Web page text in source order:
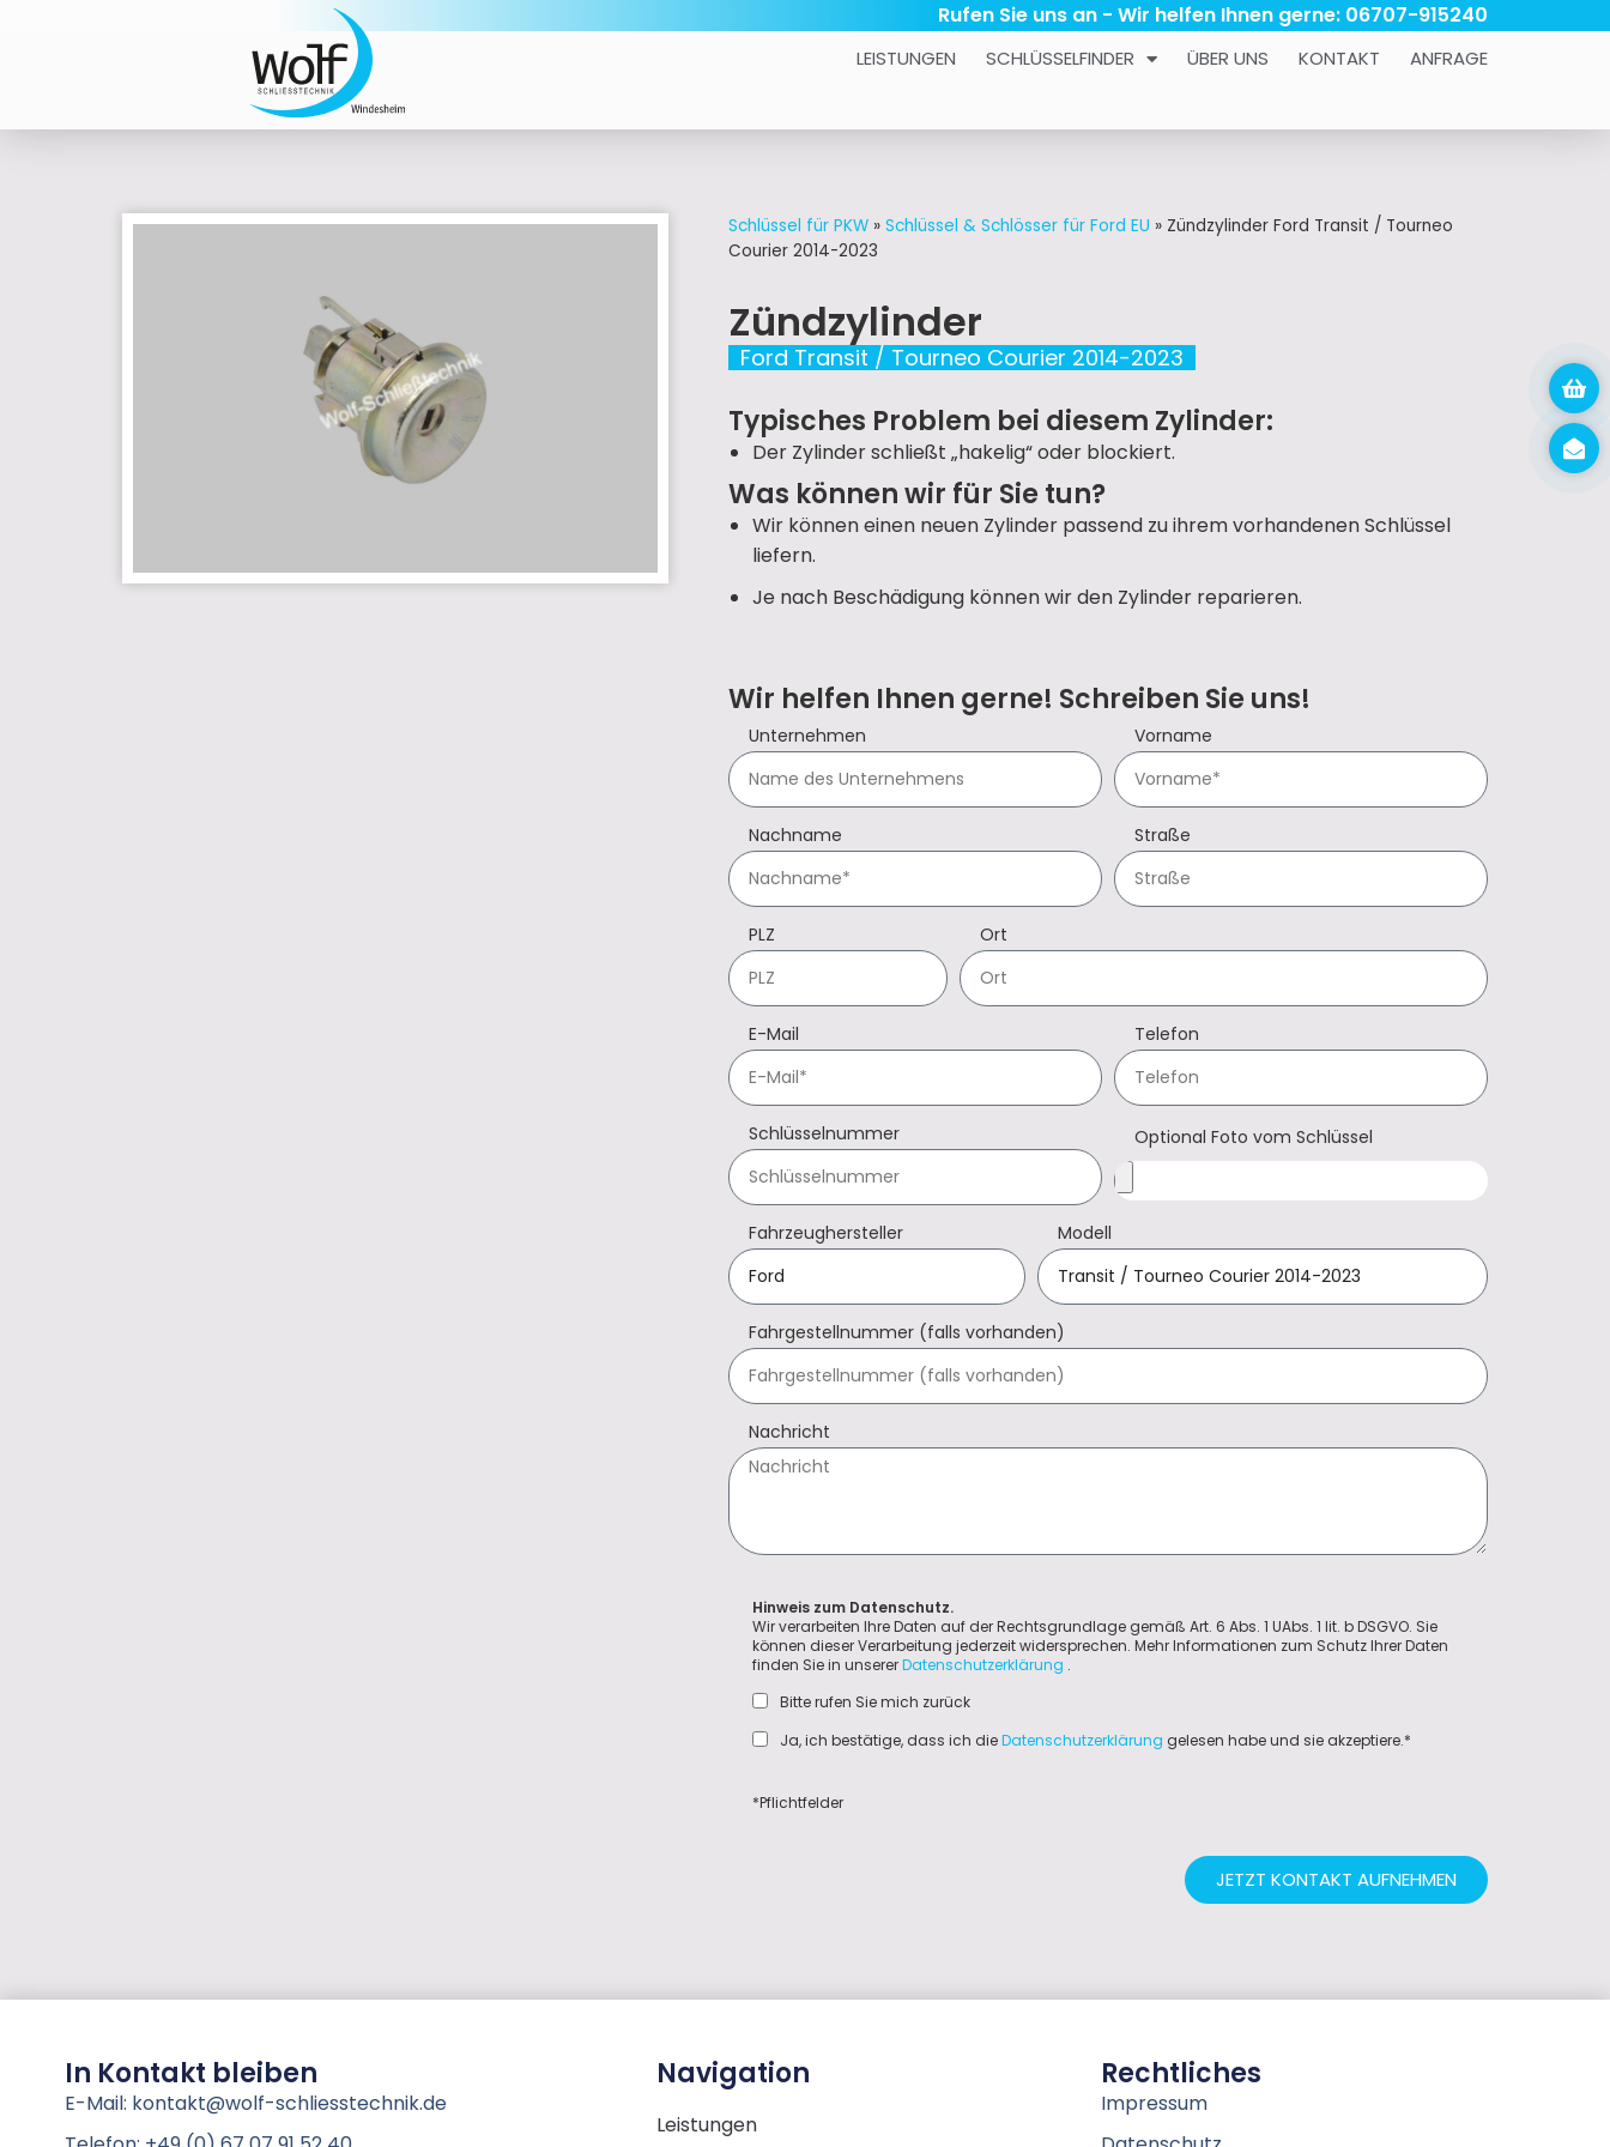
Rufen Sie uns an - Wir helfen Ihnen gerne: 06707-915240
LEISTUNGEN SCHLÜSSELFINDER ÜBER UNS KONTAKT ANFRAGE
Schlüssel für PKW » Schlüssel & Schlösser für Ford EU » Zündzylinder Ford Transit / Tourneo
Courier 2014-2023
Zündzylinder
Ford Transit / Tourneo Courier 2014-2023
Typisches Problem bei diesem Zylinder:
Der Zylinder schließt „hakelig“ oder blockiert.
Was können wir für Sie tun?
Wir können einen neuen Zylinder passend zu ihrem vorhandenen Schlüssel
liefern.
Je nach Beschädigung können wir den Zylinder reparieren.
Wir helfen Ihnen gerne! Schreiben Sie uns!
Unternehmen Vorname
Nachname Straße
PLZ Ort
E-Mail Telefon
Schlüsselnummer Optional Foto vom Schlüssel
Fahrzeughersteller Modell
Fahrgestellnummer (falls vorhanden)
Nachricht
Hinweis zum Datenschutz.
Wir verarbeiten Ihre Daten auf der Rechtsgrundlage gemäß Art. 6 Abs. 1 UAbs. 1 lit. b DSGVO. Sie
können dieser Verarbeitung jederzeit widersprechen. Mehr Informationen zum Schutz Ihrer Daten
finden Sie in unsererDatenschutzerklärung .
Bitte rufen Sie mich zurück
Ja, ich bestätige, dass ich dieDatenschutzerklärung gelesen habe und sie akzeptiere.*
*Pflichtfelder
JETZT KONTAKT AUFNEHMEN
In Kontakt bleiben
E-Mail: kontakt@wolf-schliesstechnik.de
Navigation
Leistungen
Rechtliches
Impressum